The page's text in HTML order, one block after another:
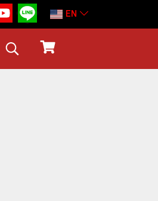
EN